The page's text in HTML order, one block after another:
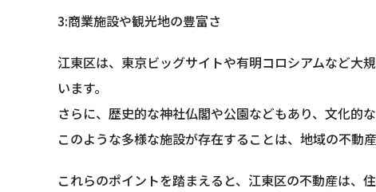
3:商業施設や観光地の豊富さ
江東区は、東京ビッグサイトや有明コロシアムなど大
います。
さらに、歴史的な神社仏閣や公園などもあり、文化的な
このような多様な施設が存在することは、地域の不動
これらのポイントを踏まえると、江東区の不動産は、